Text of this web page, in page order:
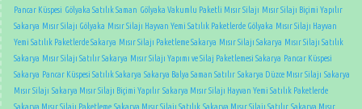
Pancar Küspesi Gölyaka Satılık Saman Gölyaka Vakumlu Paketli Mısır Silajı Mısır Silajı Biçimi Yapılır
Sakarya Mısır Silajı Gölyaka Mısır Silajı Hayvan Yemi Satılık Paketlerde Gölyaka Mısır Silajı Hayvan
Yemi Satılık Paketlerde Sakarya Mısır Silajı Paketleme Sakarya Mısır Silajı Sakarya Mısır Silajı Satılık
Sakarya Mısır Silajı Satılır Sakarya Mısır Silajı Yapımı ve Silaj Paketlemesi Sakarya Pancar Küspesi
Sakarya Pancar Küspesi Satılık Sakarya Sakarya Balya Saman Satılır Sakarya Düzce Mısır Silajı Sakarya
Mısır Silajı Sakarya Mısır Silajı Biçimi Yapılır Sakarya Mısır Silajı Hayvan Yemi Satılık Paketlerde
Sakarya Mısır Silajı Paketleme Sakarya Mısır Silajı Satılık Sakarya Mısır Silajı Satılır Sakarya Mısır